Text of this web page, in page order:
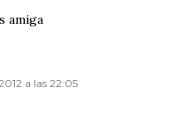
amiga
a las 22:05